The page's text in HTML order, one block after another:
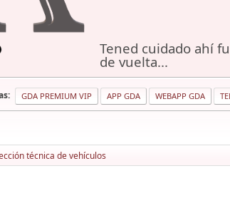
Tened cuidado ahí
de vuelta...
GDA PREMIUM VIP APP GDA WEBAPP GDA
técnica de vehículos